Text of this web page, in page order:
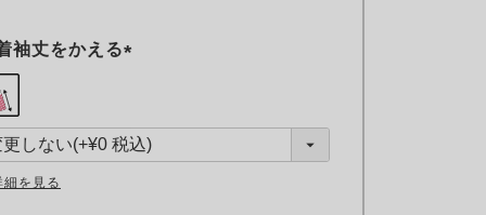
袖丈をかえる
須
)
を見る